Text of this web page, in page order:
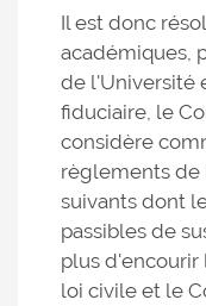
Il est donc
académiques,
de l'Université
fiduciaire, le
considère
règlements de
suivants dont
passibles de
plus d'encourir
loi civile et le